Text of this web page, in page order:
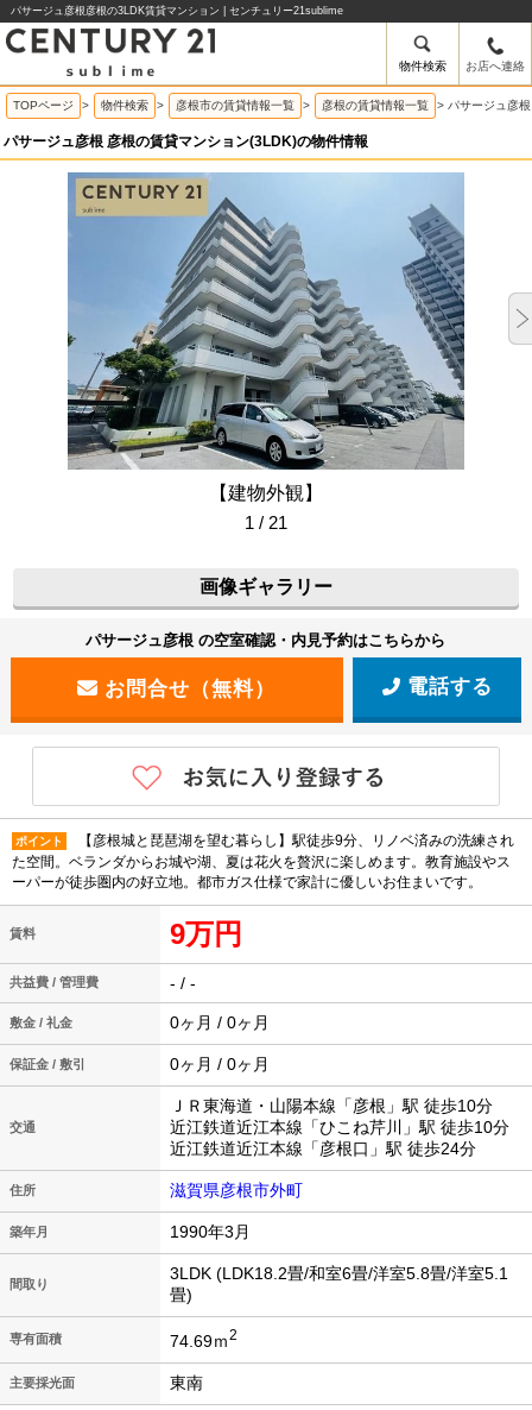
パサージュ彦根彦根の3LDK賃貸マンション | センチュリー21sublime
物件検索 お店へ連絡
TOPページ > 物件検索 > 彦根市の賃貸情報一覧 > 彦根の賃貸情報一覧 > パサージュ彦
パサージュ彦根 彦根の賃貸マンション(3LDK)の物件情報
【建物外観】
1 / 21
画像ギャラリー
パサージュ彦根 の空室確認・内見予約はこちらから
電話する
ポイント
【彦根城と琵琶湖を望む暮らし】駅徒歩9分、リノベ済みの洗練され
た空間。ベランダからお城や湖、夏は花火を贅沢に楽しめます。教育施設やス
ーパーが徒歩圏内の好立地。都市ガス仕様で家計に優しいお住まいです。
賃料 9万円
共益費 / 管理費 - / -
敷金 / 礼金 0ヶ月 / 0ヶ月
保証金 / 敷引 0ヶ月 / 0ヶ月
交通
ＪＲ東海道・山陽本線「彦根」駅 徒歩10分
近江鉄道近江本線「ひこね芹川」駅 徒歩10分
近江鉄道近江本線「彦根口」駅 徒歩24分
住所 滋賀県彦根市外町
築年月 1990年3月
間取り
3LDK (LDK18.2畳/和室6畳/洋室5.8畳/洋室5.1
畳)
専有面積 74.69ｍ2
主要採光面 東南